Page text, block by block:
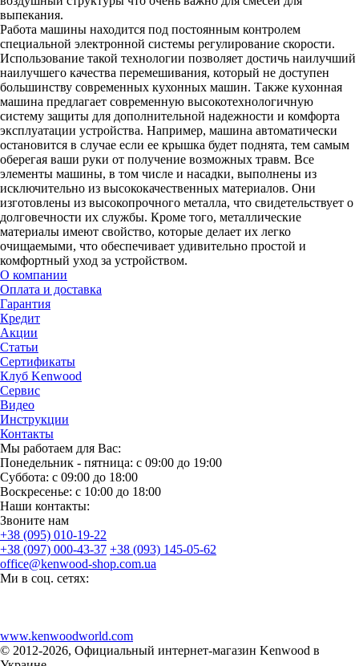
выпекания.
Работа машины находится под постоянным контролем
специальной электронной системы регулирование скорости.
Использование такой технологии позволяет достичь наилучший
наилучшего качества перемешивания, который не доступен
большинству современных кухонных машин. Также кухонная
машина предлагает современную высокотехнологичную
систему защиты для дополнительной надежности и комфорта
эксплуатации устройства. Например, машина автоматически
остановится в случае если ее крышка будет поднята, тем самым
оберегая ваши руки от получение возможных травм. Все
элементы машины, в том числе и насадки, выполнены из
исключительно из высококачественных материалов. Они
изготовлены из высокопрочного металла, что свидетельствует о
долговечности их службы. Кроме того, металлические
материалы имеют свойство, которые делает их легко
очищаемыми, что обеспечивает удивительно простой и
комфортный уход за устройством.
О компании
Оплата и доставка
Гарантия
Кредит
Акции
Статьи
Сертификаты
Клуб Kenwood
Сервис
Видео
Инструкции
Контакты
Мы работаем для Вас:
Понедельник - пятница: с 09:00 до 19:00
Суббота: с 09:00 до 18:00
Воскресенье: с 10:00 до 18:00
Наши контакты:
Звоните нам
+38 (095) 010-19-22
+38 (097) 000-43-37 +38 (093) 145-05-62
office@kenwood-shop.com.ua
Ми в соц. сетях:
www.kenwoodworld.com
© 2012-2026, Официальный интернет-магазин Kenwood в